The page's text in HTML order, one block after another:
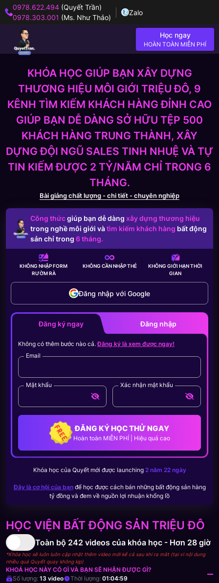
0978.622.494 (Quyết Trần)
0978.303.001 (Ms. Như Thảo)
Zalo
Học ngay
HOÀN TOÀN MIỄN PHÍ
HỌC VIỆN BẤT ĐỘNG SẢN TRIỆU ĐÔ
Toàn bộ 242 videos của khóa học - Hơn 28 giờ
*Khóa học sẽ luôn luôn cập nhật thêm video mới kể cả sau khi ra mắt (tại vì nội dung
nhiều quá Quyết quay không kịp)
KHOÁ HỌC NÀY CÓ GÌ VÀ BẠN SẼ NHẬN ĐƯỢC GÌ?
Số lượng: 13 video Thời lượng: 01:04:59
KHÓA HỌC GIÚP BẠN XÂY DỰNG
THƯƠNG HIỆU MÔI GIỚI TRIỆU ĐÔ, 9
KÊNH TÌM KIẾM KHÁCH HÀNG ĐỈNH CAO
GIÚP BẠN DỄ DÀNG SỞ HỮU TỆP 500
KHÁCH HÀNG TRUNG THÀNH, XÂY
DỰNG ĐỘI NGŨ SALES TINH NHUỆ VÀ TỰ
TIN KIẾM ĐƯỢC 2 TỶ/NĂM CHỈ TRONG 6
THÁNG.
Bài giảng chất lượng - chi tiết - chuyên nghiệp
Công thứcgiúp bạn dễ dàng xây dựng thương hiệu
trong nghề môi giới vàtìm kiếm khách hàng bất động
sản chỉ trong 6 tháng.
KHÔNG NHẬP FORM
RƯỜM RÀ
KHÔNG CẦNNHẬP THẺ KHÔNG GIỚI HẠNTHỜI
GIAN
Đăng nhập với Google
Đăng ký ngay Đăng nhập
Không có thêm bước nào cả.Đăng ký là xem được ngay!
Email
Mật khẩu Xác nhận mật khẩu
ĐĂNG KÝ HỌC THỬ NGAY
Hoàn toàn MIỄN PHÍ | Hiệu quả cao
Khóa học của Quyếtmới được launching 2 năm 22 ngày
Đây là cơ hội của bạnđể học được cách bán những bất động sản hàng
tỷ đồng và đem về nguồn lợi nhuận khổng lồ